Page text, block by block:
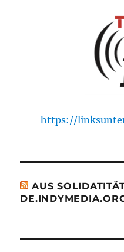
https://
AUS